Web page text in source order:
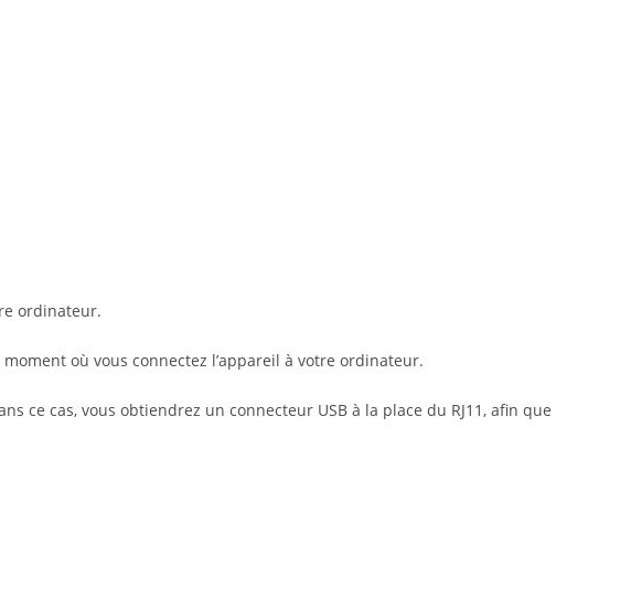
ordinateur.
où vous connectez l’appareil à votre ordinateur.
ce cas, vous obtiendrez un connecteur USB à la place du RJ11, afin que